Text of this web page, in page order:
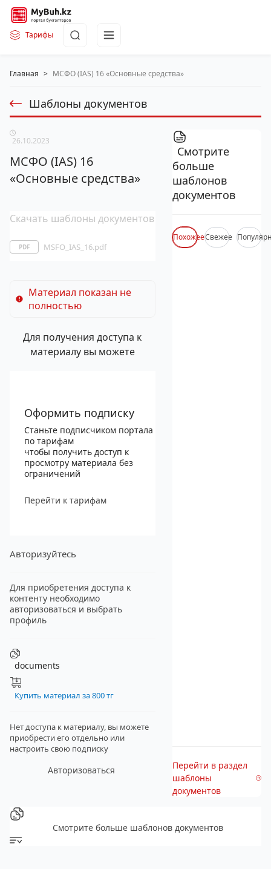
Тарифы
Главная > МСФО (IAS) 16 «Основные средства»
Шаблоны документов
26.10.2023
МСФО (IAS) 16
«Основные средства»
Скачать шаблоны документов
PDF MSFO_IAS_16.pdf
Материал показан не
полностью
Для получения доступа к
материалу вы можете
Оформить подписку
Станьте подписчиком портала
по тарифам
чтобы получить доступ к
просмотру материала без
ограничений
Перейти к тарифам
Авторизуйтесь
Для приобретения доступа к
контенту необходимо
авторизоваться и выбрать
профиль
documents
Купить материал за 800 тг
Нет доступа к материалу, вы можете
приобрести его отдельно или
настроить свою подписку
Авторизоваться
Смотрите
больше
шаблонов
документов
ПохожееСвежее
Перейти в раздел
шаблоны
документов
Смотрите больше шаблонов документов